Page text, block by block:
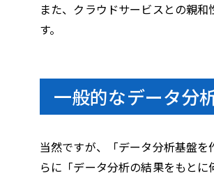
また、クラウドサービスとの親
す。
一般的なデータ分
当然ですが、「データ分析基盤
らに「データ分析の結果をもとに